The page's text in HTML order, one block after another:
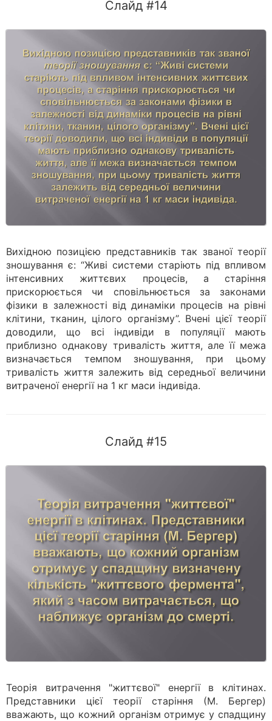
Слайд #14
Вихідною позицією представників так званої теорії
зношування є: “Живі системи старіють під впливом
інтенсивних життєвих процесів, а старіння
прискорюється чи сповільнюється за законами
фізики в залежності від динаміки процесів на рівні
клітини, тканин, цілого організму”. Вчені цієї теорії
доводили, що всі індивіди в популяції мають
приблизно однакову тривалість життя, але її межа
визначається темпом зношування, при цьому
тривалість життя залежить від середньої величини
витраченої енергії на 1 кг маси індивіда.
Слайд #15
Теорія витрачення "життєвої" енергії в клітинах.
Представники цієї теорії старіння (М. Бергер)
вважають, що кожний організм отримує у спадщину